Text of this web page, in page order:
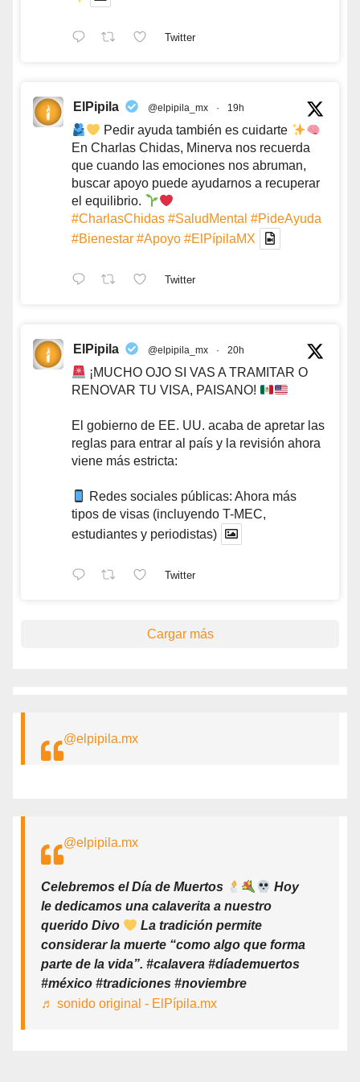
Twitter
ElPipila @elpipila_mx · 19h
Pedir ayuda también es cuidarte
En Charlas Chidas, Minerva nos recuerda
que cuando las emociones nos abruman,
buscar apoyo puede ayudarnos a recuperar
el equilibrio.
#CharlasChidas #SaludMental #PideAyuda
#Bienestar #Apoyo #ElPípilaMX
Twitter
ElPipila @elpipila_mx · 20h
¡MUCHO OJO SI VAS A TRAMITAR O
RENOVAR TU VISA, PAISANO!
El gobierno de EE. UU. acaba de apretar las
reglas para entrar al país y la revisión ahora
viene más estricta:
Redes sociales públicas: Ahora más
tipos de visas (incluyendo T-MEC,
estudiantes y periodistas)
Twitter
Cargar más
@elpipila.mx
@elpipila.mx
Celebremos el Día de Muertos
Hoy
le dedicamos una calaverita a nuestro
querido Divo
La tradición permite
considerar la muerte “como algo que forma
parte de la vida”. #calavera #díademuertos
#méxico #tradiciones #noviembre
♬ sonido original - ElPípila.mx